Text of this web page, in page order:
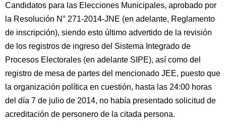
Candidatos para las Elecciones Municipales, aprobado por
la Resolución N° 271-2014-JNE (en adelante, Reglamento
de inscripción), siendo esto último advertido de la revisión
de los registros de ingreso del Sistema Integrado de
Procesos Electorales (en adelante SIPE), así como del
registro de mesa de partes del mencionado JEE, puesto que
la organización política en cuestión, hasta las 24:00 horas
del día 7 de julio de 2014, no había presentado solicitud de
acreditación de personero de la citada persona.